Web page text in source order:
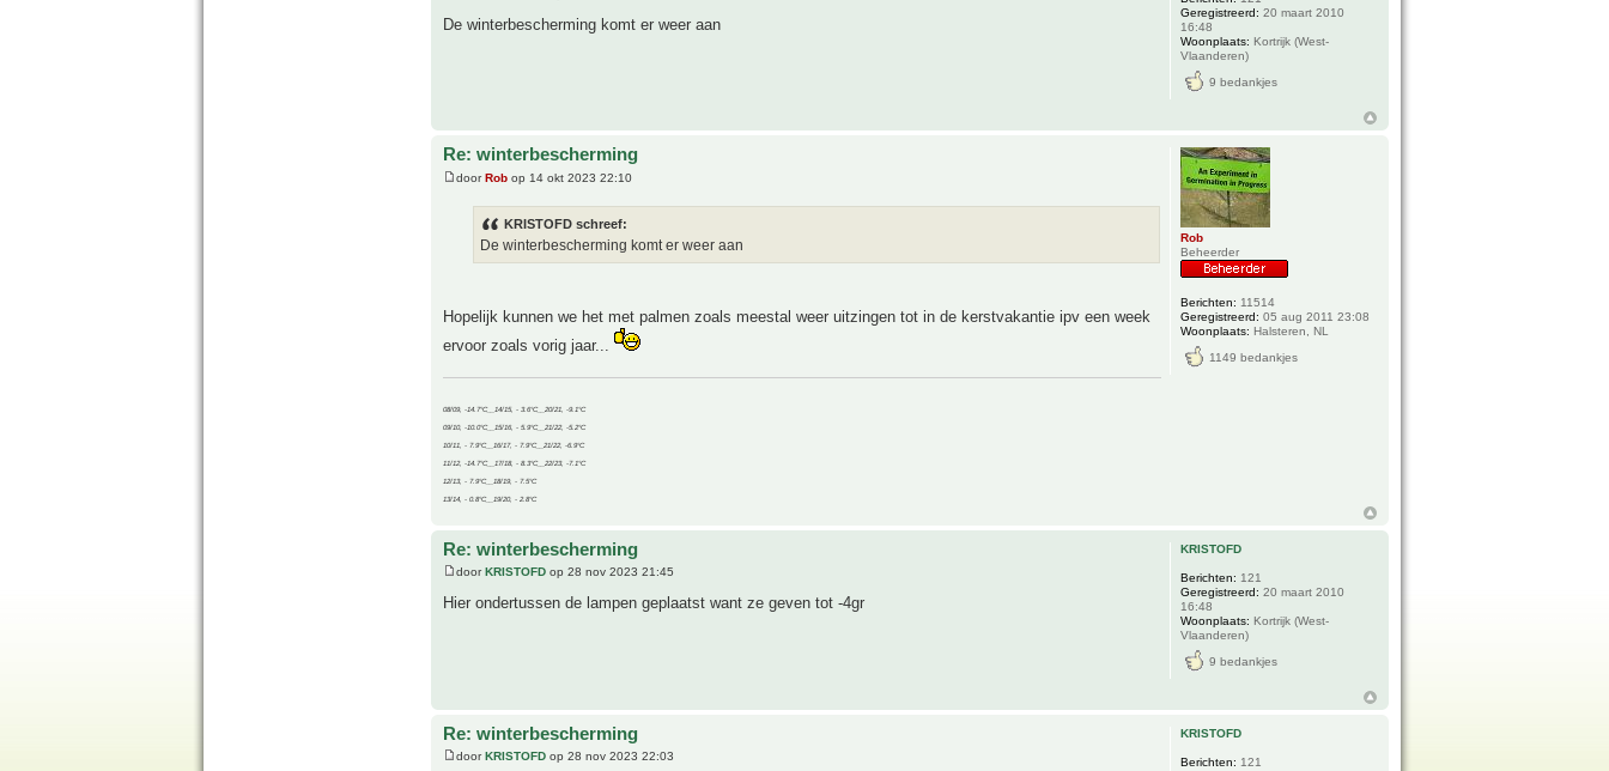
De winterbescherming komt er weer aan
Geregistreerd: 20 maart 2010
16:48
Woonplaats: Kortrijk (West-
Vlaanderen)
9 bedankjes
Re: winterbescherming
doorRob op 14 okt 2023 22:10
KRISTOFD schreef:
De winterbescherming komt er weer aan
Hopelijk kunnen we het met palmen zoals meestal weer uitzingen tot in de kerstvakantie ipv een week
ervoor zoals vorig jaar...
08/09, -14.7°C__14/15, - 3.6°C__20/21, -9.1°C
09/10, -10.0°C__15/16, - 5.9°C__21/22, -5.2°C
10/11, - 7.9°C__16/17, - 7.9°C__21/22, -6.9°C
11/12, -14.7°C__17/18, - 8.3°C__22/23, -7.1°C
12/13, - 7.9°C__18/19, - 7.5°C
13/14, - 0.8°C__19/20, - 2.8°C
Rob
Beheerder
Berichten: 11514
Geregistreerd: 05 aug 2011 23:08
Woonplaats: Halsteren, NL
1149 bedankjes
Re: winterbescherming
doorKRISTOFD op 28 nov 2023 21:45
Hier ondertussen de lampen geplaatst want ze geven tot -4gr
KRISTOFD
Berichten: 121
Geregistreerd: 20 maart 2010
16:48
Woonplaats: Kortrijk (West-
Vlaanderen)
9 bedankjes
Re: winterbescherming
doorKRISTOFD op 28 nov 2023 22:03
KRISTOFD
Berichten: 121